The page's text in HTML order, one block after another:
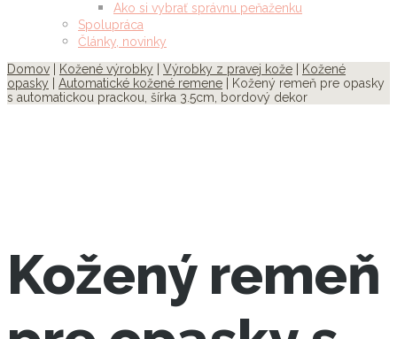
Ako si vybrať správnu peňaženku
Spolupráca
Články, novinky
Domov
Kožené výrobky Výrobky z pravej kože
Kožené
opasky
Automatické kožené remene | Kožený remeň pre opasky
s automatickou prackou, šírka 3.5cm, bordový dekor
Kožený remeň